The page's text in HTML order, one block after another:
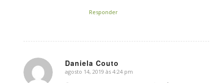
Responder
Daniela Couto
says:
agosto 14, 2019 às 4:24 pm